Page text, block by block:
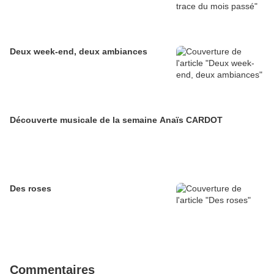
Deux week-end, deux ambiances
Découverte musicale de la semaine Anaïs CARDOT
Des roses
Commentaires